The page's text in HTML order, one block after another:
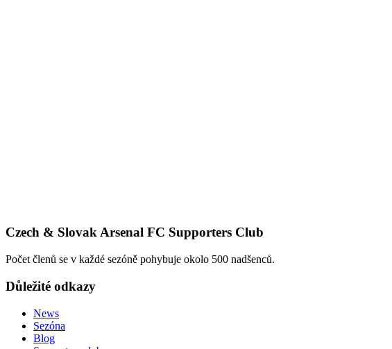
Czech & Slovak Arsenal FC Supporters Club
Počet členů se v každé sezóně pohybuje okolo 500 nadšenců.
Důležité odkazy
News
Sezóna
Blog